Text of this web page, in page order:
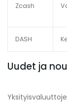
Zcash
DASH
Uudet ja